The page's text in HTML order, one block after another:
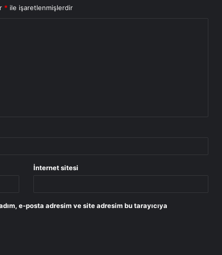
* ile işaretlenmişlerdir
İnternet sitesi
e-posta adresim ve site adresim bu tarayıcıya